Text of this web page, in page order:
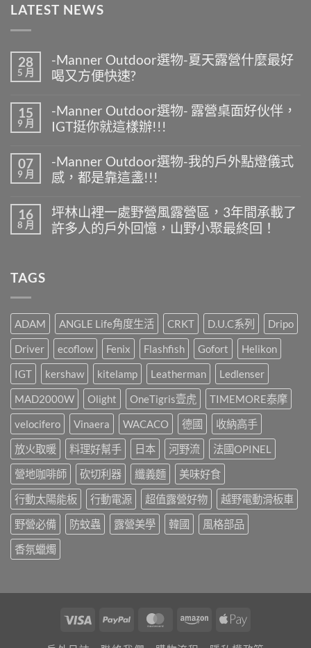
LATEST NEWS
28
5 月
-Manner Outdoor選物-夏天露營什麼最好
喝又方便快速?
Manner
Outdoor
夏
天
露
什
麼
最
好
中
無
留
言
15
9 月
-Manner Outdoor選物- 露營桌面好伙伴，
IGT挺你就這樣辦!!!
Manner
Outdoor
選
露
營
桌
這
樣
辦!!!〉
中
無
留
言
07
9 月
-Manner Outdoor選物-我的戶外點燈儀式
感，都是靠這盞!!!
〈-
Manner
Outdoor
選
燈
式
感，
都
是
靠
這
盞!!!〉
中
無
留
言
16
8 月
坪林山裡一處野營風露營區，3年間承載了
許多人的戶外回憶，山野小聚最終回！
處
營
露
營
區，
3
年
間
承
載
了
許
多
人
的
戶
外
回
憶，
山
野
TAGS
ADAM ANGLE Life角度生活 CRKT D.U.C系列
Dripo
Driver
ecoflow Fenix Flashfish Gofort
Helikon
IGT
kershaw kitelamp Leatherman
Ledlenser
MAD2000W
Olight OneTigris壹虎
TIMEMORE泰摩
velocifero
Vinaera WACACO 德國
收納高手
放火取暖
料理好幫手 日本 河野流
法國OPINEL
營地咖啡師
砍切利器 纖義麵
美味好食
行動太陽能板
行動電源 超值露營好物
越野電動滑板車
野營必備
防蚊蟲 露營美學 韓國
風格部品
香氛蠟燭
Visa PayPal MasterCard
AmazonApple